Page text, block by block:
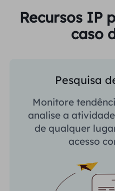
Recursos IP
caso
Pesquisa
Monitore
analise a
de qualquer
acesso